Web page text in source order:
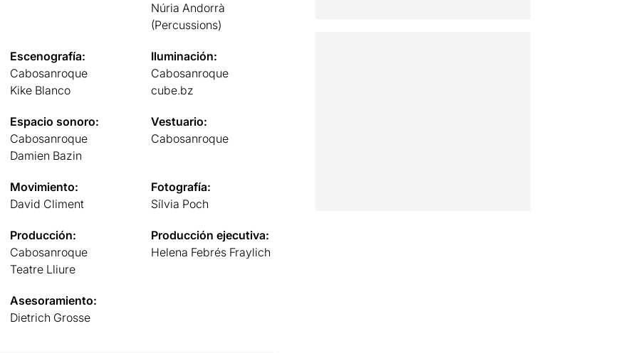
Núria Andorrà
(Percussions)
Escenografía:
Cabosanroque
Kike Blanco
Iluminación:
Cabosanroque
cube.bz
Espacio sonoro:
Cabosanroque
Damien Bazin
Vestuario:
Cabosanroque
Movimiento:
David Climent
Fotografía:
Sílvia Poch
Producción:
Cabosanroque
Teatre Lliure
Producción ejecutiva:
Helena Febrés Fraylich
Asesoramiento:
Dietrich Grosse